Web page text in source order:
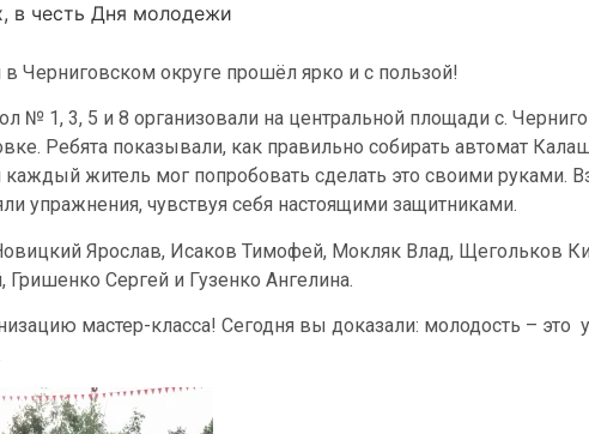
в честь Дня молодежи
Черниговском округе прошёл ярко и с пользой!
№ 1, 3, 5 и 8 организовали на центральной площади с.
Ребята показывали, как правильно собирать автомат
каждый житель мог попробовать сделать это своими руками.
упражнения, чувствуя себя настоящими защитниками.
Ярослав, Исаков Тимофей, Мокляк Влад, Щегольков
Гришенко Сергей и Гузенко Ангелина.
мастер-класса! Сегодня вы доказали: молодость – это